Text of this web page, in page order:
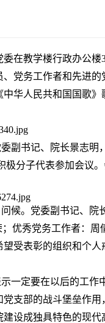
委在教学楼行政办公楼
党务工作者和先进的
中华人民共和国国歌》
副书记、院长景志明
极分子代表参加会议
候。党委副书记、院
优秀党务工作者：周
受表彰的组织和个人
一定要在以后的工作
支部的战斗堡垒作用
设成独具特色的现代